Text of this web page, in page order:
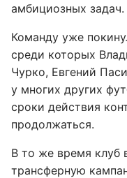
амбициозных задач.
Команду уже
среди которых
Чурко, Евгений
у многих других
сроки действия
продолжаться.
В то же время клуб
трансферную